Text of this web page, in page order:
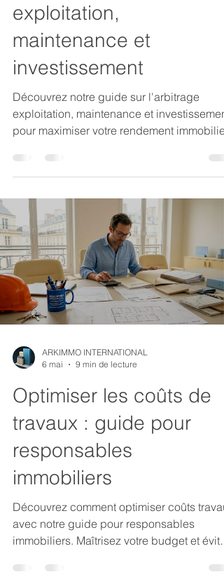
exploitation,
maintenance et
investissement
Découvrez notre guide sur l'arbitrage
exploitation, maintenance et investissement
pour maximiser votre rendement immobilier.
ARKIMMO INTERNATIONAL
6 mai
9 min de lecture
Optimiser les coûts de
travaux : guide pour
responsables
immobiliers
Découvrez comment optimiser coûts
avec notre guide pour responsables
immobiliers. Maîtrisez votre budget et évitez